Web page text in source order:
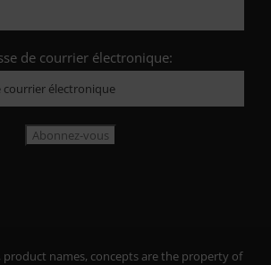
de courrier électronique:
product names, concepts are the property of